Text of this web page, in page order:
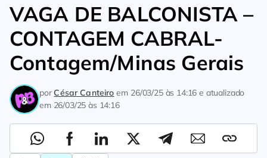
VAGA DE BALCONISTA –
CONTAGEM CABRAL-
Contagem/Minas Gerais
porCésar Canteiro em 26/03/25 às 14:16e atualizado
em 26/03/25 às 14:16